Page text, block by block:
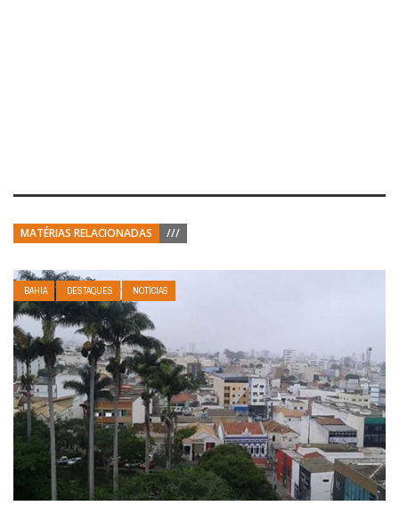
MATÉRIAS RELACIONADAS ///
BAHIA DESTAQUES NOTÍCIAS